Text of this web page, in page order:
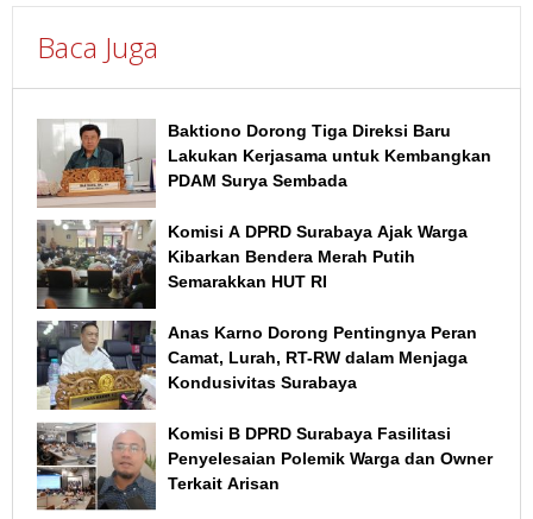
Baca Juga
Baktiono Dorong Tiga Direksi Baru
Lakukan Kerjasama untuk Kembangkan
PDAM Surya Sembada
Komisi A DPRD Surabaya Ajak Warga
Kibarkan Bendera Merah Putih
Semarakkan HUT RI
Anas Karno Dorong Pentingnya Peran
Camat, Lurah, RT-RW dalam Menjaga
Kondusivitas Surabaya
Komisi B DPRD Surabaya Fasilitasi
Penyelesaian Polemik Warga dan Owner
Terkait Arisan